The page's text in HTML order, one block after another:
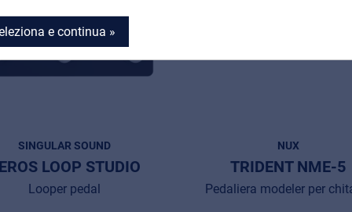
e continua »
SINGULAR SOUND
LOOP STUDIO
Looper pedal
NUX
TRIDENT NME-5
Pedaliera modeler per